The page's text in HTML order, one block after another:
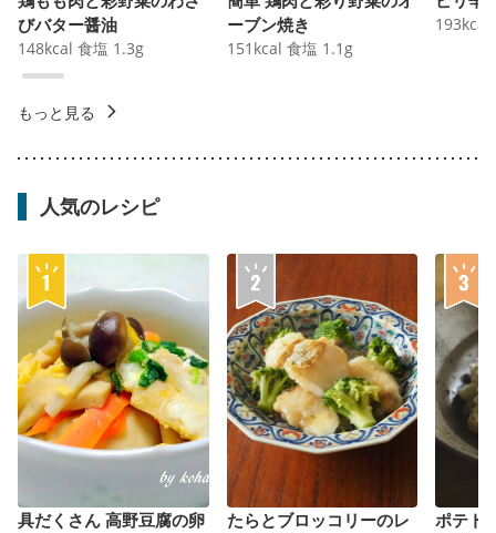
びバター醤油
148kcal 食塩 1.3g
ーブン焼き
151 kcal 食塩 1.1 g
193kcal
もっと見る
人気のレシピ
具だくさん 高野豆腐の卵
たらとブロッコリーのレ
ポテト